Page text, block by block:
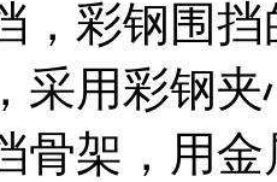
，彩钢围
采用彩钢
骨架，用